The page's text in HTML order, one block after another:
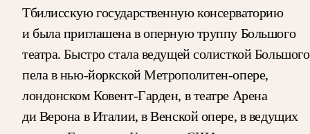
Тбилисскую государственную консерваторию
и была приглашена в оперную труппу Большого
театра. Быстро стала ведущей солисткой
пела в нью-йоркской Метрополитен-опере,
лондонском Ковент-Гарден, в театре Арена
ди Верона в Италии, в Венской опере, в ведущих